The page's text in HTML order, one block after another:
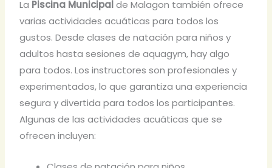
La Piscina Municipalde Malagon también ofrece
varias actividades acuáticas para todos los
gustos. Desde clases de natación para niños y
adultos hasta sesiones de aquagym, hay algo
para todos. Los instructores son profesionales y
experimentados, lo que garantiza una experiencia
segura y divertida para todos los participantes.
Algunas de las actividades acuáticas que se
ofrecen incluyen: